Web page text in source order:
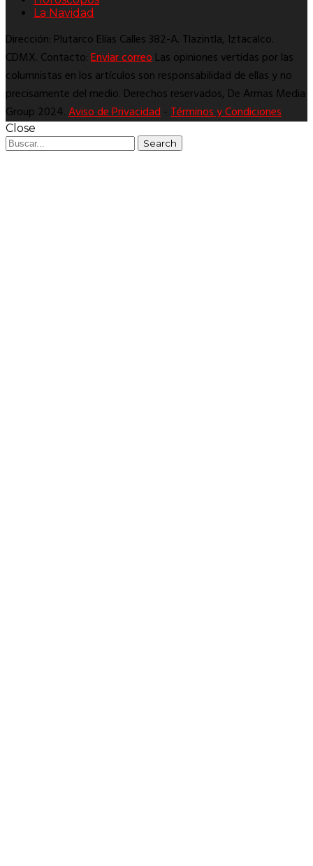
La Navidad
Dirección: Plutarco Elías Calles 382-A. Tlazintla, Iztacalco.
CDMX. Contacto:Enviar correoLas opiniones vertidas por las
columnistas en los artículos son responsabilidad de ellas y no
precisamente del medio. Derechos reservados, De Armas Media
Group 2024.Aviso de Privacidad-Términos y Condiciones
Close